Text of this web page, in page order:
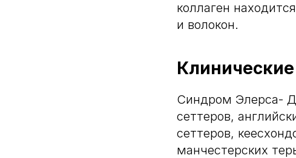
коллаген
и волокон.
Синдром Элерса-
сеттеров,
сеттеров,
манчестерских